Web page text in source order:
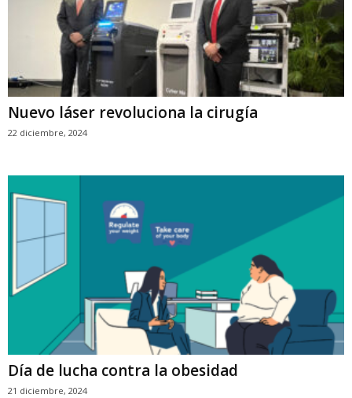
Nuevo láser revoluciona la cirugía
22 diciembre, 2024
Día de lucha contra la obesidad
21 diciembre, 2024